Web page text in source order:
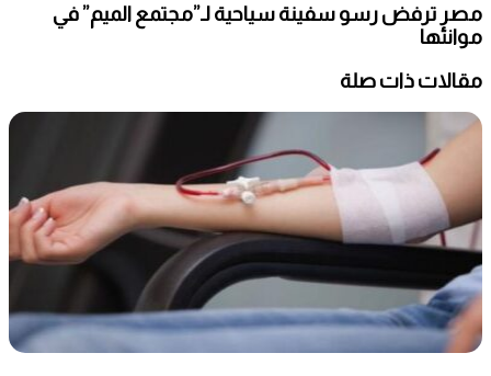
مصر ترفض رسو سفينة سياحية لـ”مجتمع الميم” في
موانئها
مقالات ذات صلة